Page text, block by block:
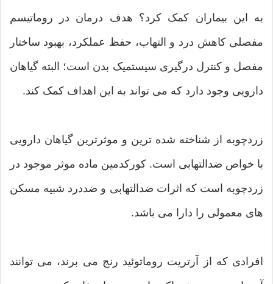
به این بیماران کمک کرد؟ هدف درمان در روماتیسم
مفصلی کاهش درد و التهاب، حفظ عملکرد، بهبود ساختار
مفصل و کنترل درگیری سیستمیک بدن است؛ البته گیاهان
دارویی وجود دارد که می تواند به این اهداف کمک کند.
زردچوبه از شناخته شده ترین و موثرترین گیاهان دارویی
با خواص ضدالتهابی است. کورکدمین ماده موثر موجود در
زردچوبه است که اثرات ضدالتهابی و ضددرد شبیه مسکن
های معمولی را دارا می باشد.
افرادی که از آرتریت روماتوئید رنج می برند، می توانند